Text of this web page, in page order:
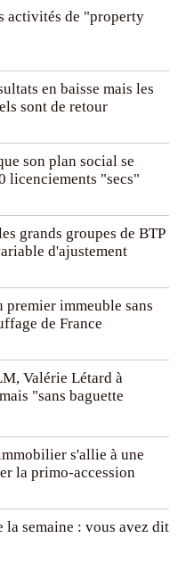
activités de "property
en baisse mais les
sont de retour
son plan social se
licenciements "secs"
grands groupes de BTP
d'ajustement
immeuble sans
de France
Valérie Létard à
"sans baguette
s'allie à une
la primo-accession
la semaine : vous avez dit